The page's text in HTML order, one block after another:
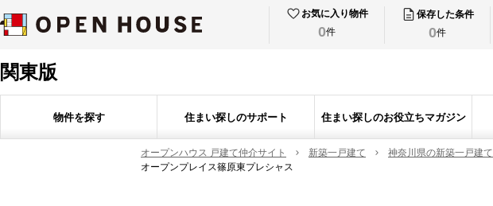
お気に入り物件
0件
保存した条件
0件
関東版
物件を探す 住まい探しのサポート 住まい探しのお役立ちマガジン
オープンハウス 戸建て仲介サイト 新築一戸建て 神奈川県の新築一戸建て
オープンプレイス篠原東プレシャス